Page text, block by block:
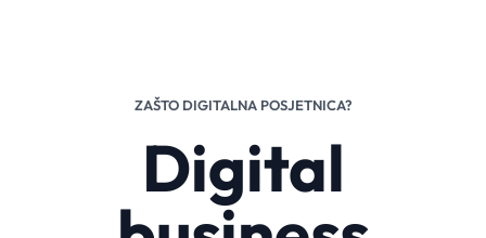
ZAŠTO DIGITALNA POSJETNICA?
Digital